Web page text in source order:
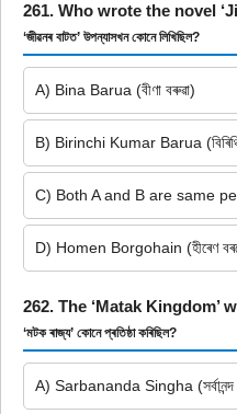
261. Who wrote the novel
‘জীৱনৰ বাটত’ উপন্যাসখন কোনে লিখিছিল?
A) Bina Barua (বীণা বৰুৱা)
B) Birinchi Kumar Barua
C) Both A and B are same
D) Homen Borgohain (হীৰেণ
262. The ‘Matak Kingdom’
‘মটক ৰাজ্য’ কোনে প্ৰতিষ্ঠা কৰিছিল?
A) Sarbananda Singha (সৰ্বানন্দ